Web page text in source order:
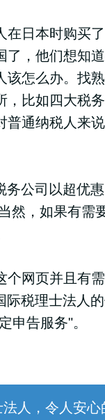
在日本时购买
了，他们想知
该怎么办。找
，比如四大税
普通纳税人来
务公司以超优
然，如果有需
个网页并且有
际税理士法人
申告服务"。
人，令人安